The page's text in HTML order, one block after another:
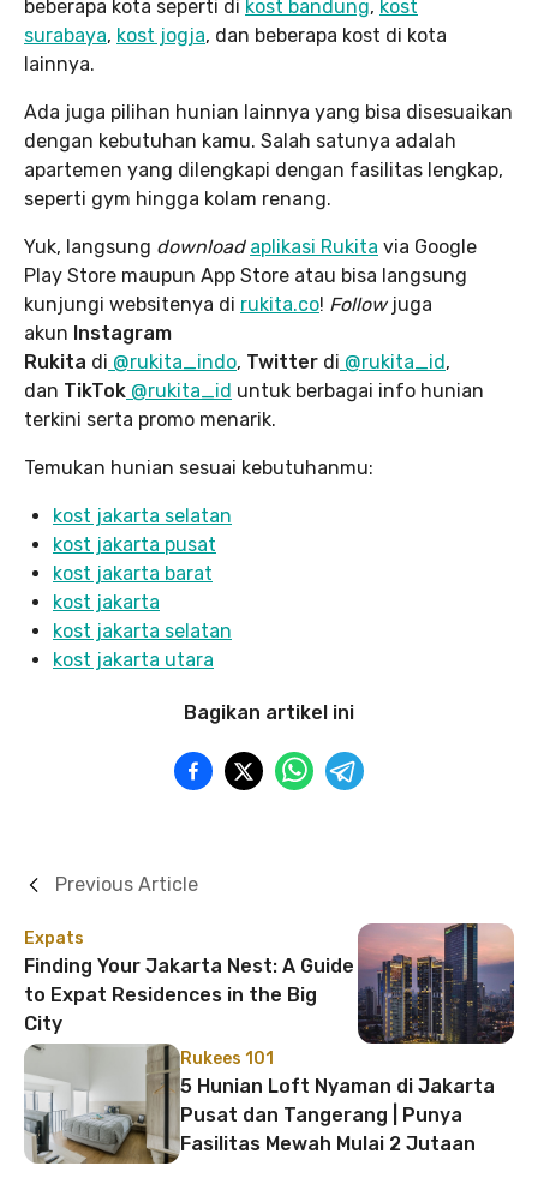
beberapa kota seperti di kost bandung, kost
surabaya, kost jogja, dan beberapa kost di kota
lainnya.
Ada juga pilihan hunian lainnya yang bisa disesuaikan
dengan kebutuhan kamu. Salah satunya adalah
apartemen yang dilengkapi dengan fasilitas lengkap,
seperti gym hingga kolam renang.
Yuk, langsung download aplikasi Rukita via Google
Play Store maupun App Store atau bisa langsung
kunjungi websitenya di rukita.co! Followjuga
akun Instagram
Rukita di @rukita_indo, Twitter di @rukita_id,
dan TikTok @rukita_id untuk berbagai info hunian
terkini serta promo menarik.
Temukan hunian sesuai kebutuhanmu:
kost jakarta selatan
kost jakarta pusat
kost jakarta barat
kost jakarta
kost jakarta selatan
kost jakarta utara
Bagikan artikel ini
Expats
Finding Your Jakarta Nest: A Guide
to Expat Residences in the Big
City
Previous Article
Rukees 101
5 Hunian Loft Nyaman di Jakarta
Pusat dan Tangerang | Punya
Fasilitas Mewah Mulai 2 Jutaan